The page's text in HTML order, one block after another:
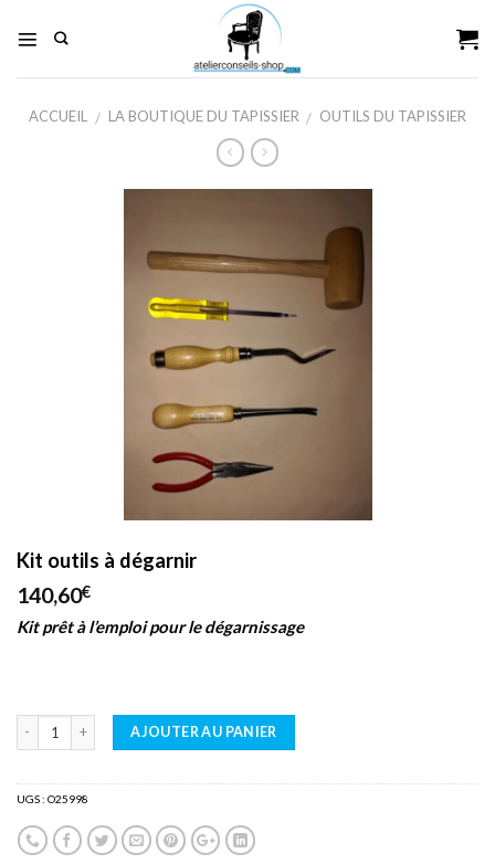
ACCUEIL / LA BOUTIQUE DU TAPISSIER / OUTILS DU TAPISSIER
Kit outils à dégarnir
140,60€
Kit prêt à l’emploi pour le dégarnissage
AJOUTER AU PANIER
UGS : O25998